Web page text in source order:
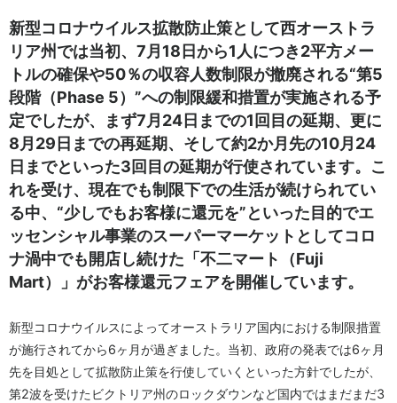
新型コロナウイルス拡散防止策として西オーストラ
リア州では当初、7月18日から1人につき2平方メー
トルの確保や50％の収容人数制限が撤廃される“第5
段階（Phase 5）”への制限緩和措置が実施される予
定でしたが、まず7月24日までの1回目の延期、更に
8月29日までの再延期、そして約2か月先の10月24
日までといった3回目の延期が行使されています。こ
れを受け、現在でも制限下での生活が続けられてい
る中、“少しでもお客様に還元を”といった目的でエ
ッセンシャル事業のスーパーマーケットとしてコロ
ナ渦中でも開店し続けた「不二マート（Fuji
Mart）」がお客様還元フェアを開催しています。
新型コロナウイルスによってオーストラリア国内における制限措置
が施行されてから6ヶ月が過ぎました。当初、政府の発表では6ヶ月
先を目処として拡散防止策を行使していくといった方針でしたが、
第2波を受けたビクトリア州のロックダウンなど国内ではまだまだ3